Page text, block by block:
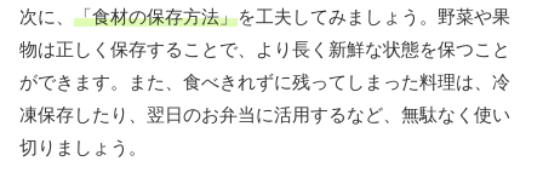
次に、 「食材の保存方法」を工夫してみましょう。野菜や果
物は正しく保存することで、より長く新鮮な状態を保つこと
ができます。また、食べきれずに残ってしまった料理は、冷
凍保存したり、翌日のお弁当に活用するなど、無駄なく使い
切りましょう。